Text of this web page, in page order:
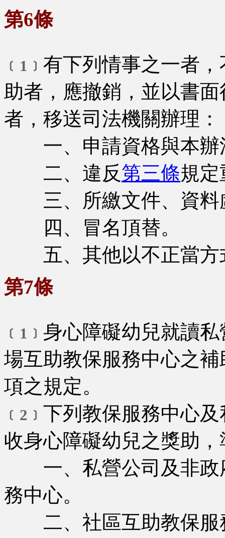
第6條
﹝1﹞ 有下列情事之一者
助者，應撤銷，並以書
者，移送司法機關辦理：
一、申請資格與本辦
二、違反第三條規
三、所繳文件、資料
四、冒名頂替。
五、其他以不正當方
第7條
﹝1﹞ 身心障礙幼兒就讀
場互助教保服務中心之
項之規定。
﹝2﹞ 下列教保服務中心
收身心障礙幼兒之獎助，
一、私營公司及非政
務中心。
二、社區互助教保服